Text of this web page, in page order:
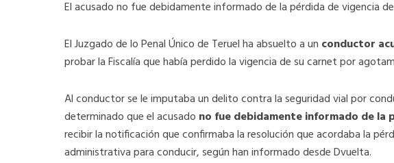
El acusado no fue debidamente informado de la pérdida de vigencia
El Juzgado de lo Penal Único de Teruel ha absuelto a un conductor
probar la Fiscalía que había perdido la vigencia de su carnet por
Al conductor se le imputaba un delito contra la seguridad vial por
determinado que el acusado no fue debidamente informado de la
recibir la notificación que confirmaba la resolución que acordaba la
administrativa para conducir, según han informado desde Dvuelta.